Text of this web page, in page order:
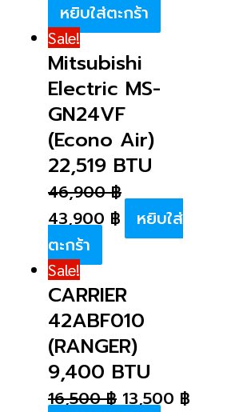
หยิบใส่ตะกร้า
Sale!
Mitsubishi
Electric MS-
GN24VF
(Econo Air)
22,519 BTU
46,900฿
43,900 ฿
หยิบใส่
ตะกร้า
Sale!
CARRIER
42ABF010
(RANGER)
9,400 BTU
16,500฿ 13,500 ฿